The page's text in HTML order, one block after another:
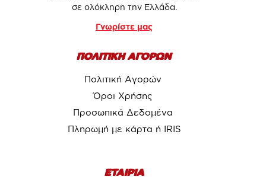
σε ολόκληρη την Ελλάδα.
Γνωρίστε μας
ΠΟΛΙΤΙΚΗ ΑΓΟΡΩΝ
Πολιτική Αγορών
Όροι Χρήσης
Προσωπικά Δεδομένα
Πληρωμή με κάρτα ή IRIS
ΕΤΑΙΡΙΑ